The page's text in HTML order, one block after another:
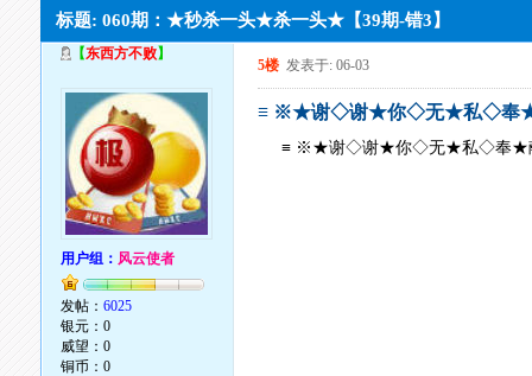
标题: 060期：★秒杀一头★杀一头★【39期-错3】
【东西方不败】
用户组： 风云使者
发帖：6025
银元：0
威望：0
铜币：0
5楼 发表于: 06-03
≡ ※★谢◇谢★你◇无★私◇奉
≡ ※★谢◇谢★你◇无★私◇奉